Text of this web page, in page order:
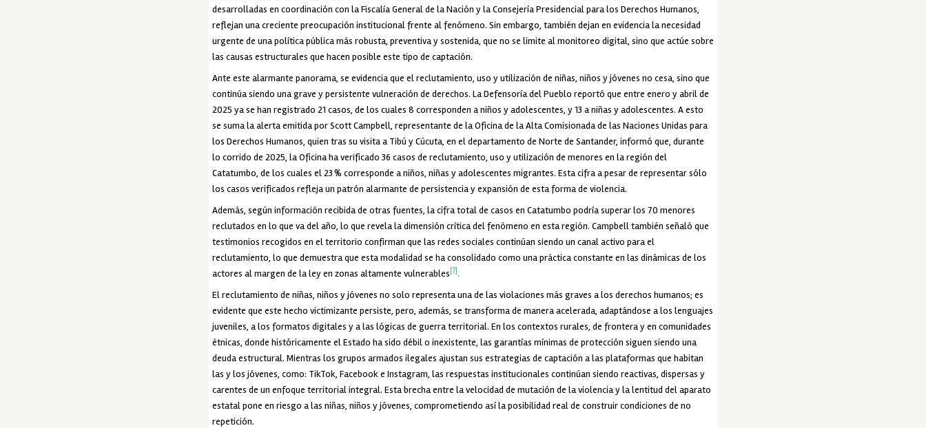
desarrolladas en coordinación con la Fiscalía General de la Nación y la Consejería Presidencial para los Derechos Humanos,
reflejan una creciente preocupación institucional frente al fenómeno. Sin embargo, también dejan en evidencia la necesidad
urgente de una política pública más robusta, preventiva y sostenida, que no se limite al monitoreo digital, sino que actúe sobre
las causas estructurales que hacen posible este tipo de captación.
Ante este alarmante panorama, se evidencia que el reclutamiento, uso y utilización de niñas, niños y jóvenes no cesa, sino que
continúa siendo una grave y persistente vulneración de derechos. La Defensoría del Pueblo reportó que entre enero y abril de
2025 ya se han registrado 21 casos, de los cuales 8 corresponden a niños y adolescentes, y 13 a niñas y adolescentes. A esto
se suma la alerta emitida por Scott Campbell, representante de la Oficina de la Alta Comisionada de las Naciones Unidas para
los Derechos Humanos, quien tras su visita a Tibú y Cúcuta, en el departamento de Norte de Santander, informó que, durante
lo corrido de 2025, la Oficina ha verificado 36 casos de reclutamiento, uso y utilización de menores en la región del
Catatumbo, de los cuales el 23 % corresponde a niños, niñas y adolescentes migrantes. Esta cifra a pesar de representar sólo
los casos verificados refleja un patrón alarmante de persistencia y expansión de esta forma de violencia.
Además, según información recibida de otras fuentes, la cifra total de casos en Catatumbo podría superar los 70 menores
reclutados en lo que va del año, lo que revela la dimensión crítica del fenómeno en esta región. Campbell también señaló que
testimonios recogidos en el territorio confirman que las redes sociales continúan siendo un canal activo para el
reclutamiento, lo que demuestra que esta modalidad se ha consolidado como una práctica constante en las dinámicas de los
actores al margen de la ley en zonas altamente vulnerables [7] .
El reclutamiento de niñas, niños y jóvenes no solo representa una de las violaciones más graves a los derechos humanos; es
evidente que este hecho victimizante persiste, pero, además, se transforma de manera acelerada, adaptándose a los lenguajes
juveniles, a los formatos digitales y a las lógicas de guerra territorial. En los contextos rurales, de frontera y en comunidades
étnicas, donde históricamente el Estado ha sido débil o inexistente, las garantías mínimas de protección siguen siendo una
deuda estructural. Mientras los grupos armados ilegales ajustan sus estrategias de captación a las plataformas que habitan
las y los jóvenes, como: TikTok, Facebook e Instagram, las respuestas institucionales continúan siendo reactivas, dispersas y
carentes de un enfoque territorial integral. Esta brecha entre la velocidad de mutación de la violencia y la lentitud del aparato
estatal pone en riesgo a las niñas, niños y jóvenes, comprometiendo así la posibilidad real de construir condiciones de no
repetición.